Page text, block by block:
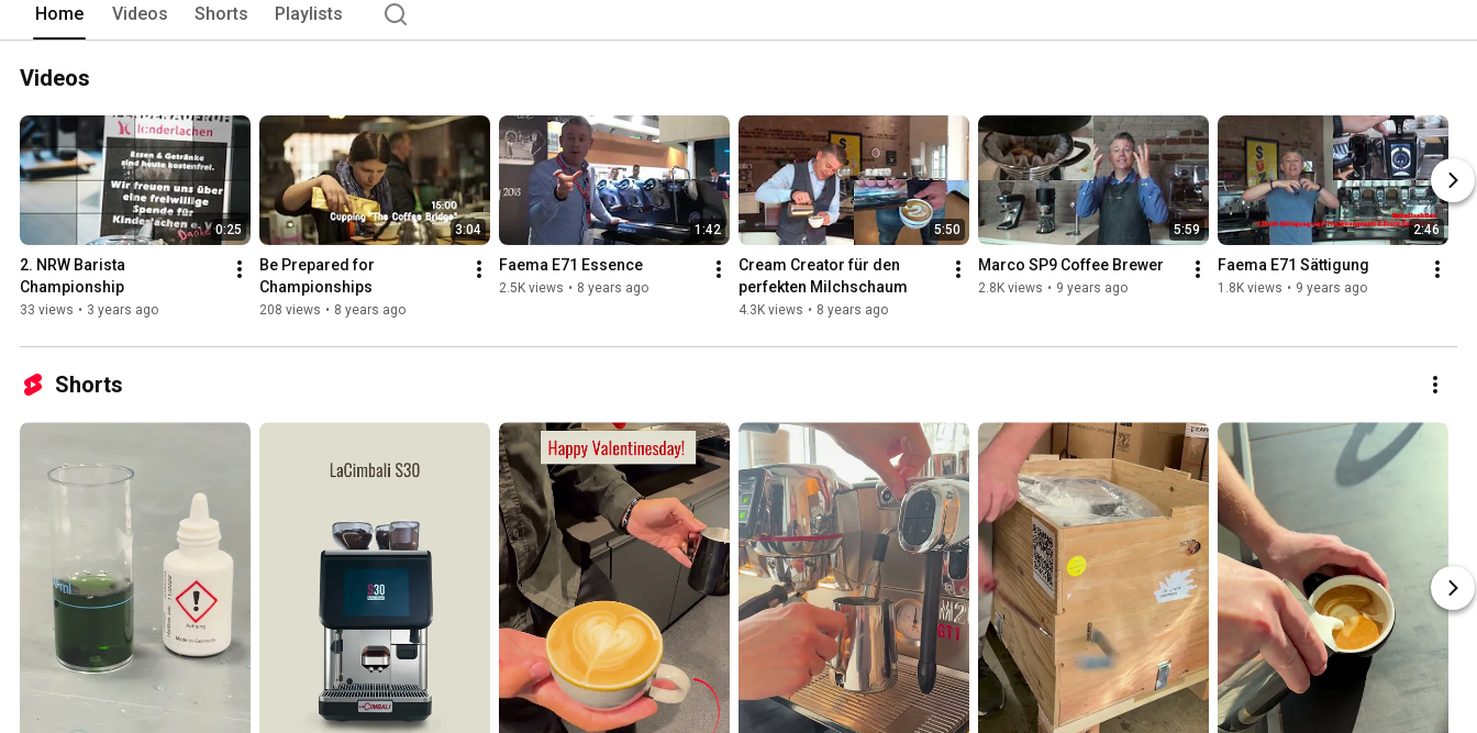
Home Videos Shorts Playlists
Videos
0:25
2. NRW Barista
Championship
33 views • 3 years ago
3:04
Be Prepared for
Championships
208 views • 8 years ago
1:42
Faema E71 Essence
2.5K views • 8 years ago
5:50
Cream Creator für den
perfekten Milchschaum
4.3K views • 8 years ago
5:59
Marco SP9 Coffee Brewer
2.8K views • 9 years ago
2:46
Faema E71 Sättigung
1.8K views • 9 years ago
Shorts